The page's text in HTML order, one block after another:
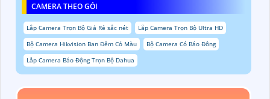
CAMERA THEO GÓI
Lắp Camera Trọn Bộ Giá Rẻ sắc nét
Lắp Camera Trọn Bộ Ultra HD
Bộ Camera Hikvision Ban Đêm Có Màu
Bộ Camera Có Báo Đông
Lắp Camera Báo Động Trọn Bộ Dahua